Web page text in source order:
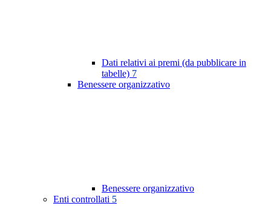
Dati relativi ai premi (da pubblicare in
tabelle) 7
Benessere organizzativo
Benessere organizzativo
Enti controllati 5